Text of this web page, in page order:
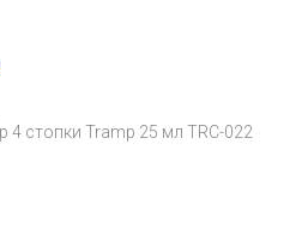
4 стопки Tramp 25 мл TRC-022